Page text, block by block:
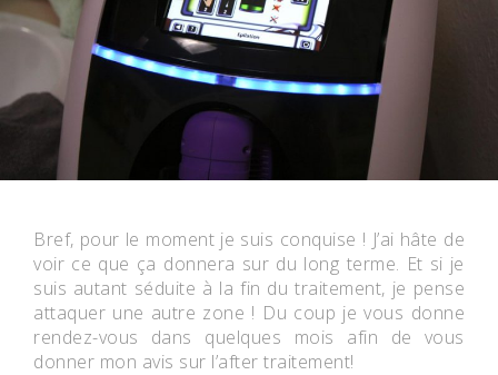
Bref, pour le moment je suis conquise ! J’ai hâte de
voir ce que ça donnera sur du long terme. Et si je
suis autant séduite à la fin du traitement, je pense
attaquer une autre zone ! Du coup je vous donne
rendez-vous dans quelques mois afin de vous
donner mon avis sur l’after traitement!